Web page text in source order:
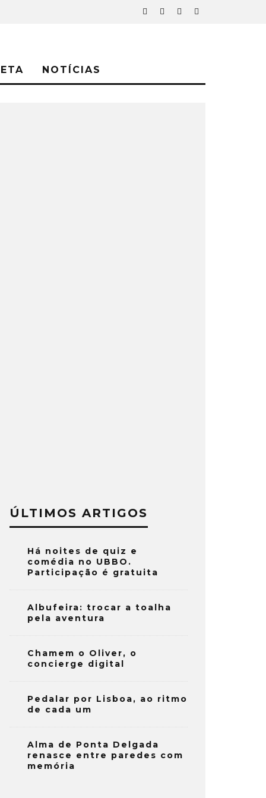
NOTÍCIAS
ÚLTIMOS ARTIGOS
Há noites de quiz e
comédia no UBBO.
Participação é gratuita
Albufeira: trocar a toalha
pela aventura
Chamem o Oliver, o
concierge digital
Pedalar por Lisboa, ao ritmo
de cada um
Alma de Ponta Delgada
renasce entre paredes com
memória